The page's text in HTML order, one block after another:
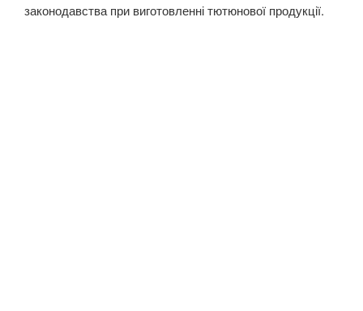
законодавства при виготовленні тютюнової продукції.